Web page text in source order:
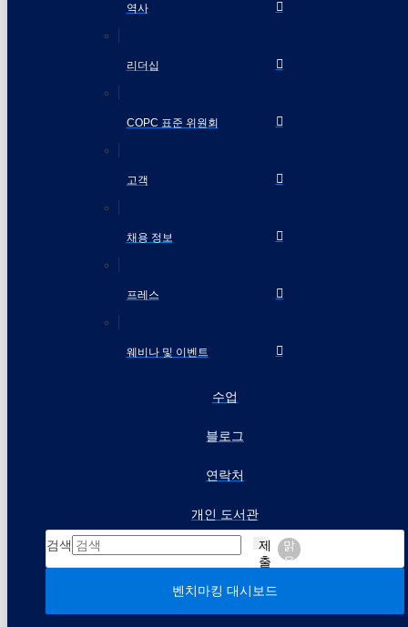
역사
리더십
COPC 표준 위원회
고객
채용 정보
프레스
웨비나 및 이벤트
수업
블로그
연락처
개인 도서관
검색
제
출
맑
음
벤치마킹 대시보드